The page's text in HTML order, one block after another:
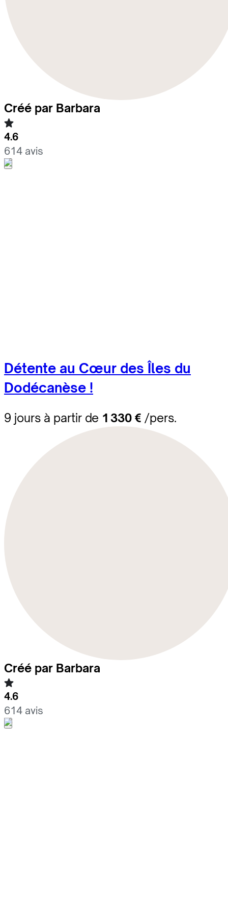
Créé par Barbara
4.6
614 avis
Détente au Cœur des Îles du
Dodécanèse !
9 jours à partir de 1 330 € /pers.
Créé par Barbara
4.6
614 avis